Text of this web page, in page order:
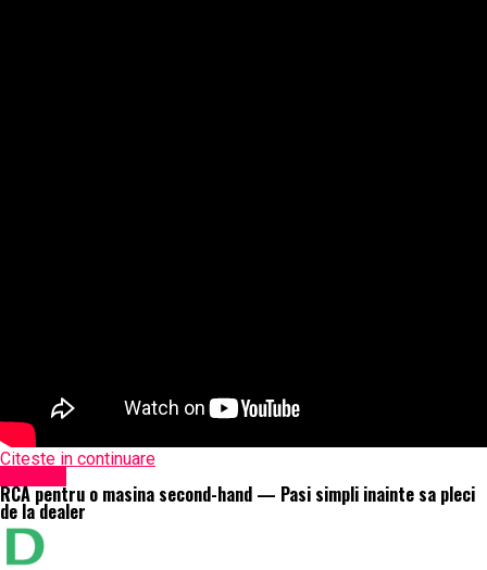
Citeste in continuare
RCA pentru o masina second-hand — Pasi simpli inainte sa pleci
de la dealer